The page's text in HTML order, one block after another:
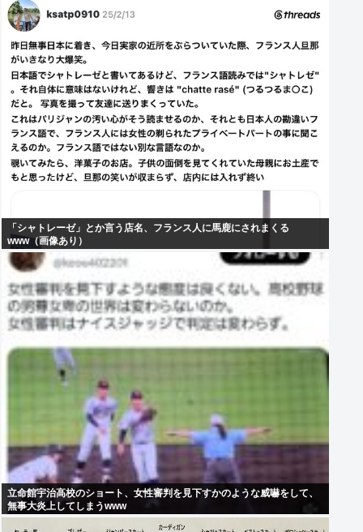
「シャトレーゼ」とか言う店名、フランス人に馬鹿にされまくる
www（画像あり）
立命館宇治高校のショート、女性審判を見下すかのような威嚇をして、
無事大炎上してしまうwww